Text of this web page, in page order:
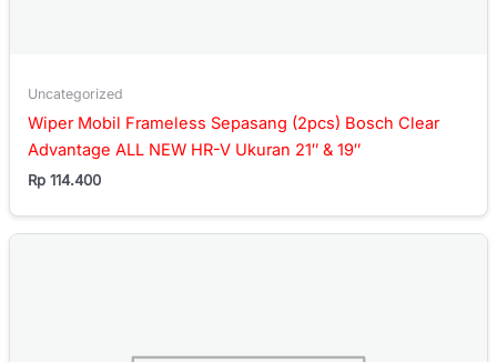
Uncategorized
Wiper Mobil Frameless Sepasang (2pcs) Bosch Clear
Advantage ALL NEW HR-V Ukuran 21″ & 19″
Rp 114.400